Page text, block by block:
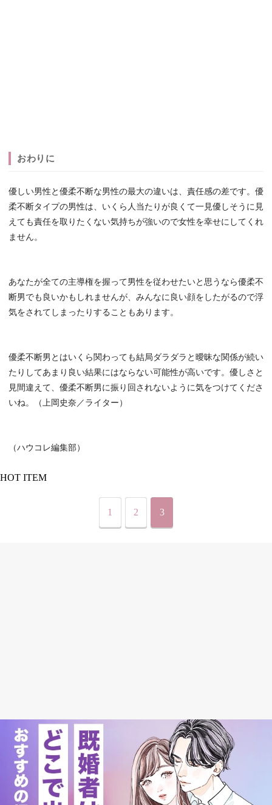
おわりに
優しい男性と優柔不断な男性の最大の違いは、責任感の差です。優
柔不断タイプの男性は、いくら人当たりが良くて一見優しそうに見
えても責任を取りたくない気持ちが強いので女性を幸せにしてくれ
ません。
あなたが全ての主導権を握って男性を従わせたいと思うなら優柔不
断男でも良いかもしれませんが、みんなに良い顔をしたがるので浮
気をされてしまったりすることもあります。
優柔不断男とはいくら関わっても結局ダラダラと曖昧な関係が続い
たりしてあまり良い結果にはならない可能性が高いです。優しさと
見間違えて、優柔不断男に振り回されないように気をつけてくださ
いね。（上岡史奈／ライター）
（ハウコレ編集部）
HOT ITEM
1 2 3